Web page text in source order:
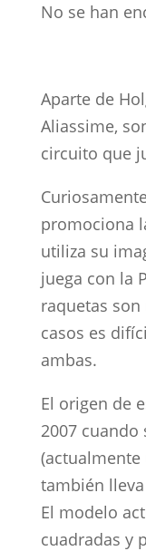
No se han
Aparte de
Aliassime,
circuito que
promociona
utiliza su
juega con la
raquetas
casos es
ambas.
El origen de
2007 cuando
(actualmente
también
El modelo
cuadradas y